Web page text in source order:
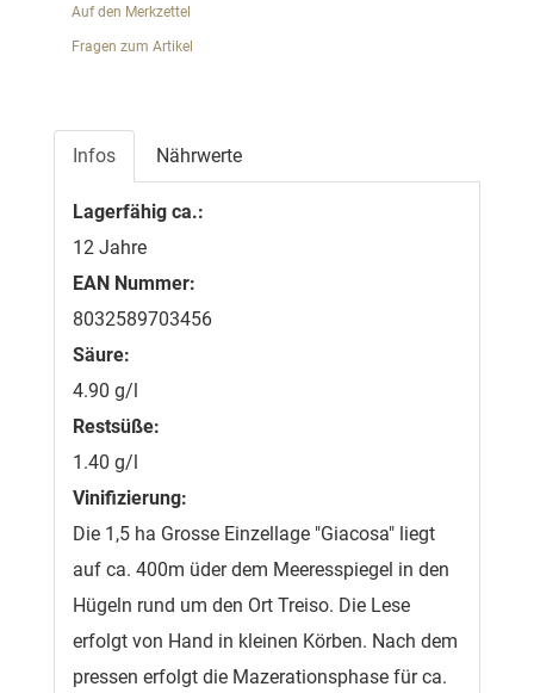
Auf den Merkzettel
Fragen zum Artikel
Infos Nährwerte
Lagerfähig ca.:
12 Jahre
EAN Nummer:
8032589703456
Säure:
4.90 g/l
Restsüße:
1.40 g/l
Vinifizierung:
Die 1,5 ha Grosse Einzellage "Giacosa" liegt
auf ca. 400m üder dem Meeresspiegel in den
Hügeln rund um den Ort Treiso. Die Lese
erfolgt von Hand in kleinen Körben. Nach dem
pressen erfolgt die Mazerationsphase für ca.